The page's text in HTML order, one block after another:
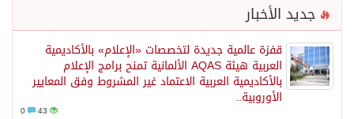
جديد الأخبار
قفزة عالمية جديدة لتخصصات «الإعلام» بالأكاديمية
العربية هيئة AQAS الألمانية تمنح برامج الإعلام
بالأكاديمية العربية الاعتماد غير المشروط وفق المعايير
الأوروبية..
43